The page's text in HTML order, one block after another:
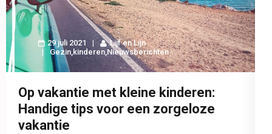
29 juli 2021
Lijf en Lijn
Gezin,kinderen,Nieuwsberichten
Op vakantie met kleine kinderen:
Handige tips voor een zorgeloze
vakantie